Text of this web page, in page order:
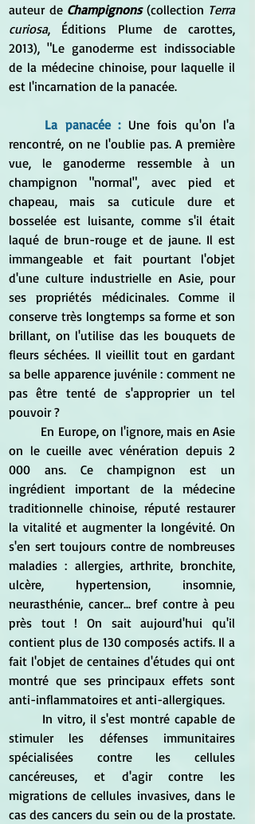
auteur de Champignons (collection Terra
curiosa, Éditions Plume de carottes,
2013), "Le ganoderme est indissociable
de la médecine chinoise, pour laquelle il
est l'incarnation de la panacée.
La panacée : Une fois qu'on l'a
rencontré, on ne l'oublie pas. A première
vue, le ganoderme ressemble à un
champignon "normal", avec pied et
chapeau, mais sa cuticule dure et
bosselée est luisante, comme s'il était
laqué de brun-rouge et de jaune. Il est
immangeable et fait pourtant l'objet
d'une culture industrielle en Asie, pour
ses propriétés médicinales. Comme il
conserve très longtemps sa forme et son
brillant, on l'utilise das les bouquets de
fleurs séchées. Il vieillit tout en gardant
sa belle apparence juvénile : comment ne
pas être tenté de s'approprier un tel
pouvoir ?
on le cueille avec vénération depuis 2
000 ans. Ce champignon est un
ingrédient important de la médecine
traditionnelle chinoise, réputé restaurer
la vitalité et augmenter la longévité. On
s'en sert toujours contre de nombreuses
maladies : allergies, arthrite, bronchite,
ulcère, hypertension, insomnie,
neurasthénie, cancer... bref contre à peu
près tout ! On sait aujourd'hui qu'il
contient plus de 130 composés actifs. Il a
fait l'objet de centaines d'études qui ont
montré que ses principaux effets sont
anti-inflammatoires et anti-allergiques.
stimuler les défenses immunitaires
spécialisées contre les cellules
cancéreuses, et d'agir contre les
migrations de cellules invasives, dans le
cas des cancers du sein ou de la prostate.